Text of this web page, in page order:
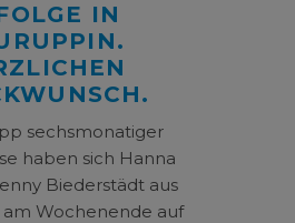
IN
sechsmonatiger
haben sich Hanna
Biederstädt aus
am Wochenende auf